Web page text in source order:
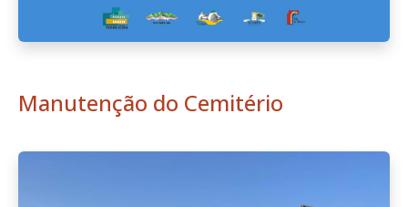
Manutenção do Cemitério